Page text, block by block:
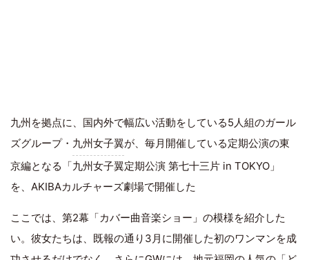
九州を拠点に、国内外で幅広い活動をしている5人組のガール
ズグループ・ 九州女子翼が、毎月開催している定期公演の東
京編となる「九州女子翼定期公演 第七十三片 in TOKYO」
を、AKIBAカルチャーズ劇場で開催した
ここでは、第2幕「カバー曲音楽ショー」の模様を紹介した
い。彼女たちは、既報の通り3月に開催した初のワンマンを成